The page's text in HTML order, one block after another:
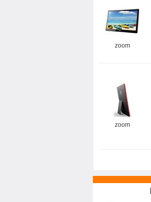
zoom
zoom